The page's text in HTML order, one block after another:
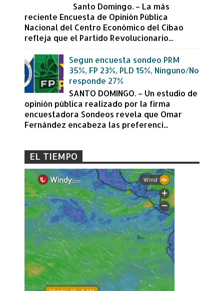
Santo Domingo. – La más
reciente Encuesta de Opinión Pública
Nacional del Centro Económico del Cibao
refleja que el Partido Revolucionario...
Segun encuesta sondeo PRM
35%, FP 23%, PLD 15%, Ninguno/No
responde 27%
SANTO DOMINGO. – Un estudio de
opinión pública realizado por la firma
encuestadora Sondeos revela que Omar
Fernández encabeza las preferenci...
EL TIEMPO